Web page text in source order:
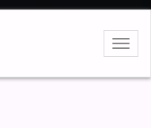
選
單
導